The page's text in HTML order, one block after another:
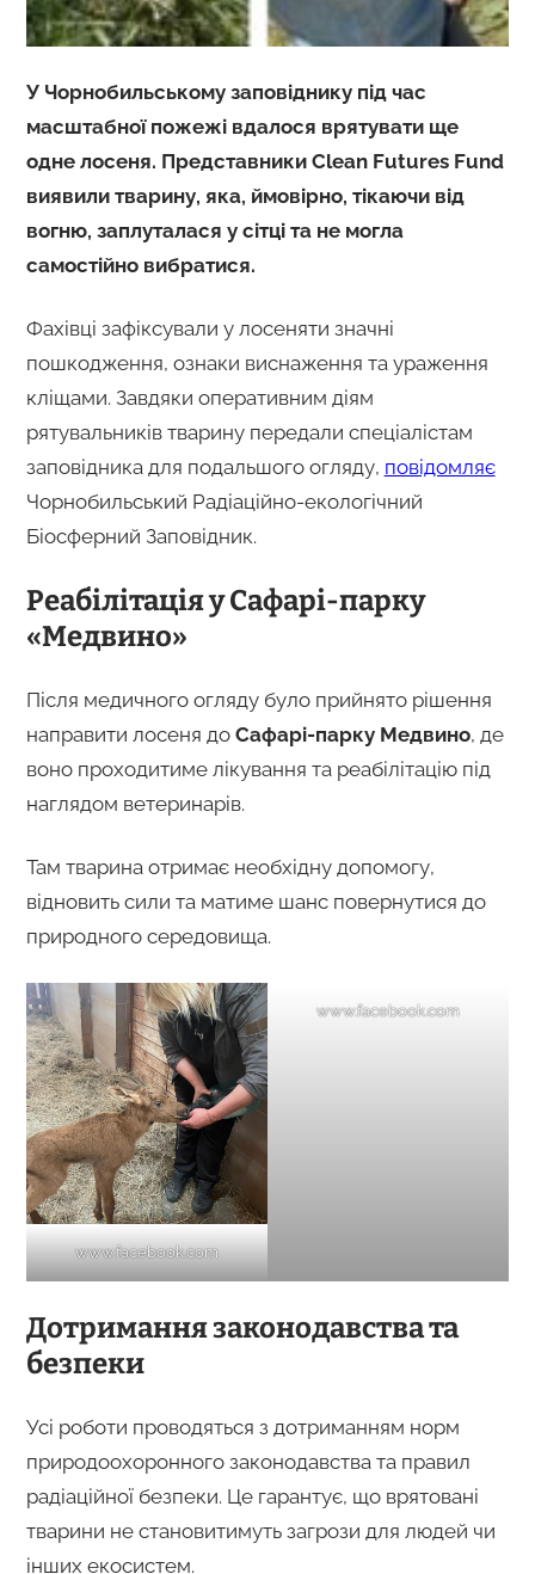
У Чорнобильському заповіднику під час
масштабної пожежі вдалося врятувати ще
одне лосеня. Представники Clean Futures Fund
виявили тварину, яка, ймовірно, тікаючи від
вогню, заплуталася у сітці та не могла
самостійно вибратися.
Фахівці зафіксували у лосеняти значні
пошкодження, ознаки виснаження та ураження
кліщами. Завдяки оперативним діям
рятувальників тварину передали спеціалістам
заповідника для подальшого огляду, повідомляє
Чорнобильський Радіаційно-екологічний
Біосферний Заповідник.
Реабілітація у Сафарі-парку
«Медвино»
Після медичного огляду було прийнято рішення
направити лосеня до Сафарі-парку Медвино, де
воно проходитиме лікування та реабілітацію під
наглядом ветеринарів.
Там тварина отримає необхідну допомогу,
відновить сили та матиме шанс повернутися до
природного середовища.
www.facebook.com
www.facebook.com
Дотримання законодавства та
безпеки
Усі роботи проводяться з дотриманням норм
природоохоронного законодавства та правил
радіаційної безпеки. Це гарантує, що врятовані
тварини не становитимуть загрози для людей чи
інших екосистем.